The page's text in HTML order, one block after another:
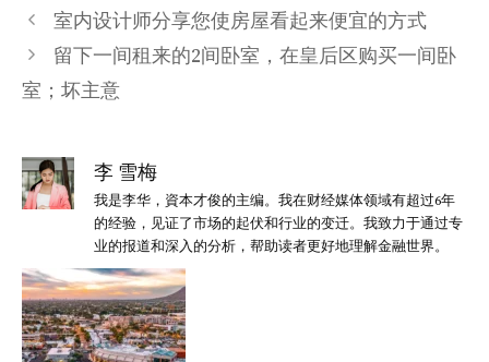
类
室内设计师分享您使房屋看起来便宜的方式
留下一间租来的2间卧室，在皇后区购买一间卧
室；坏主意
李 雪梅
我是李华，資本才俊的主编。我在财经媒体领域有超过6年
的经验，见证了市场的起伏和行业的变迁。我致力于通过专
业的报道和深入的分析，帮助读者更好地理解金融世界。